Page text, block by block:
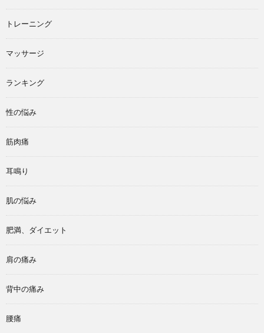
トレーニング
マッサージ
ランキング
性の悩み
筋肉痛
耳鳴り
肌の悩み
肥満、ダイエット
肩の痛み
背中の痛み
腰痛